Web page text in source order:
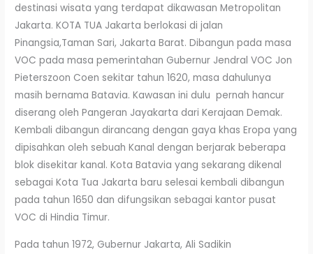
destinasi wisata yang terdapat dikawasan Metropolitan
Jakarta. KOTA TUA Jakarta berlokasi di jalan
Pinangsia,Taman Sari, Jakarta Barat. Dibangun pada masa
VOC pada masa pemerintahan Gubernur Jendral VOC Jon
Pieterszoon Coen sekitar tahun 1620, masa dahulunya
masih bernama Batavia. Kawasan ini dulu pernah hancur
diserang oleh Pangeran Jayakarta dari Kerajaan Demak.
Kembali dibangun dirancang dengan gaya khas Eropa yang
dipisahkan oleh sebuah Kanal dengan berjarak beberapa
blok disekitar kanal. Kota Batavia yang sekarang dikenal
sebagai Kota Tua Jakarta baru selesai kembali dibangun
pada tahun 1650 dan difungsikan sebagai kantor pusat
VOC di Hindia Timur.
Pada tahun 1972, Gubernur Jakarta, Ali Sadikin